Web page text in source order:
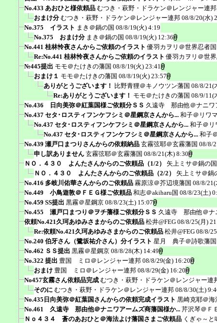
No.433 あおひと様依頼品 むつき・萩野・ドラケン＠レンジャー連邦
おまけ分 むつき・萩野・ドラケン＠レンジャー連邦 08/8/20(水)
No.375 イラスト まき＠鍋の国 08/8/19(火) 4:19
No.375 おまけ分 まき＠鍋の国 08/8/19(火) 12:36
No.441 桂林怜夜さんからご依頼のイラスト 優羽カヲリ＠世界忍者国
Re:No.441 桂林怜夜さんからご依頼のイラスト 優羽カヲリ＠世
№445提出 モモ＠たけきの藩国 08/8/19(火) 23:41
おまけ１ モモ＠たけきの藩国 08/8/19(火) 23:57
ありがとうございます！
比野青狸＠キノウツン藩国 08/8/21(
Re:ありがとうございます！ モモ＠たけきの藩国 08/9/11(
No.436 日向美弥＠紅葉国様ご依頼分ＳＳ 久遠寺 那由他＠ナニワ
No.437 セタ･ロスティフンケフシミ＠星鋼京さんから... 和子＠リワ
No.437 セタ･ロスティフンケフシミ＠星鋼京さんから... 和子＠リ
No.437 セタ･ロスティフンケフシミ＠星鋼京さんから... 和子
No.439 瀬戸口まつりさんからの依頼納品 玄霧弦耶＠玄霧藩国 08/8/
申し訳ありません 玄霧弦耶＠玄霧藩国 08/8/21(木) 8:30
ＮＯ．４３０ よんたさんからのご依頼品（1/2）
矢上ミサ＠鍋の国
ＮＯ．４３０ よんたさんからのご依頼品（2/2）
矢上ミサ＠鍋
No.416 多岐川佑華さんからのご依頼品 霧原涼＠芥辺境藩国 08/8/21(
No.449 小鳥遊敦＠ＦＥＧ様ご依頼品 和志＠akiharu国 08/8/23(土)
No.459 SS提出 黒霧＠星鋼京 08/8/23(土) 15:07
No.455 瀬戸口まつり＠ヲチ藩様ご依頼分ＳＳ 久遠寺 那由他＠ナ
依頼No.421久珂あゆみさまからのご依頼品 松井@FEG 08/8/25(月)
Re:依頼No.421久珂あゆみさまからのご依頼品 松井@FEG 08/8/
No.240 伯牙さん（鷺坂祐介さん）分イラスト 星月 典子＠詩歌藩国
No.462 ＳＳ提出 黒霧＠星鋼京 08/8/28(木) 14:49
No.322 提出 豊国 ミロ＠レンジャー連邦 08/8/29(金) 16:20
おまけ 豊国 ミロ＠レンジャー連邦 08/8/29(金) 16:20
No457玄霧さん依頼品完成 むつき・萩野・ドラケン＠レンジャー連
そのに むつき・萩野・ドラケン＠レンジャー連邦 08/8/30(土)
No.435日向美弥＠紅葉国さんからの依頼完成イラスト 黒崎克耶＠海
No.461 久遠寺 那由他＠ナニワアームズ商藩国様か... 芹沢琴＠Ｆ
Ｎｏ４３４ 蒼のあおひと＠海法よけ藩国さまご依頼品 くぎゃ～